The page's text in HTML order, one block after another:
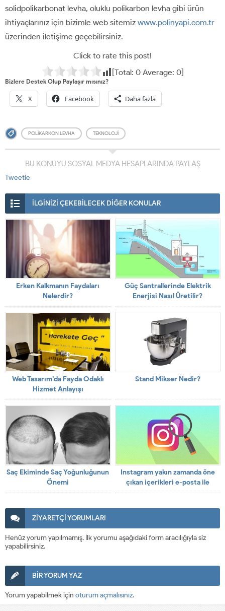
solidpolikarbonat levha, oluklu polikarbon levha gibi ürün
ihtiyaçlarınız için bizimle web sitemiz www.polinyapi.com.tr
üzerinden iletişime geçebilirsiniz.
Click to rate this post!
[Total: 0Average: 0]
Bizlere Destek Olup Paylaşır mısınız?
X Facebook Daha fazla
POLIKARKON LEVHA TEKNOLOJI
BU KONUYU SOSYAL MEDYA HESAPLARINDA PAYLAŞ
Tweetle
İLGİNİZİ ÇEKEBİLECEK DİĞER KONULAR
Erken Kalkmanın Faydaları
Nelerdir?
Güç Santrallerinde Elektrik
Enerjisi Nasıl Üretilir?
Web Tasarım’da Fayda Odaklı
Hizmet Anlayışı
Stand Mikser Nedir?
Saç Ekiminde Saç Yoğunluğunun
Önemi
Instagram yakın zamanda öne
çıkan içerikleri e-posta ile
gönderecek
ZİYARETÇİ YORUMLARI
Henüz yorum yapılmamış. İlk yorumu aşağıdaki form aracılığıyla siz
yapabilirsiniz.
BİR YORUM YAZ
Yorum yapabilmek için oturum açmalısınız.